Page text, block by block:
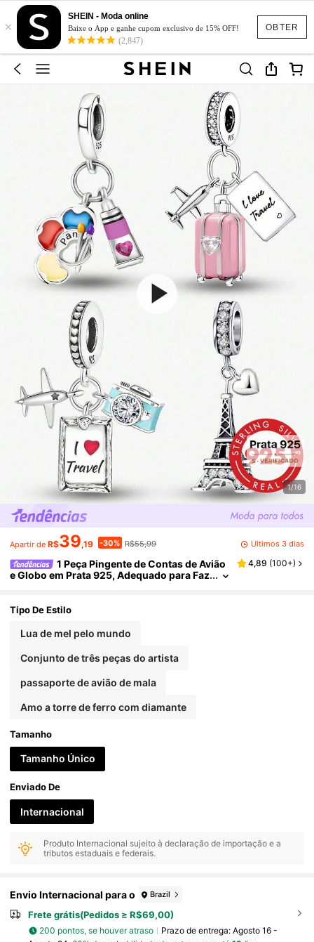
OBTER
×
SHEIN - Moda online
Baixe o App e ganhe cupom exclusivo de 15% OFF!
(2,847)
1/16
Apartir de R$39,19 -30% R$55,99 Últimos 3 dias
1 Peça Pingente de Contas de Avião
e Globo em Prata 925, Adequado para Faz
s
4,89 (100+)
Tipo De Estilo
Lua de mel pelo mundo
Conjunto de três peças do artista
passaporte de avião de mala
Amo a torre de ferro com diamante
Tamanho
Tamanho Único
Enviado De
Internacional
Produto Internacional sujeito à declaração de importação e a
tributos estaduais e federais.
Envio Internacional para o Brazil
Frete grátis(Pedidos ≥ R$69,00)
200 pontos, se houver atraso Prazo de entrega: Agosto 16 -